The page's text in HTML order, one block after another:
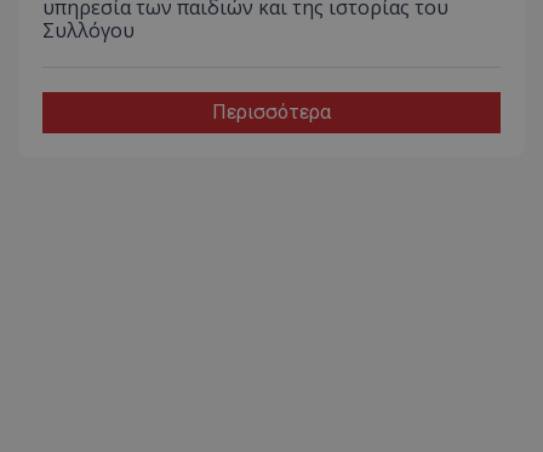
υπηρεσία των παιδιών και της ιστορίας του
Συλλόγου
Περισσότερα